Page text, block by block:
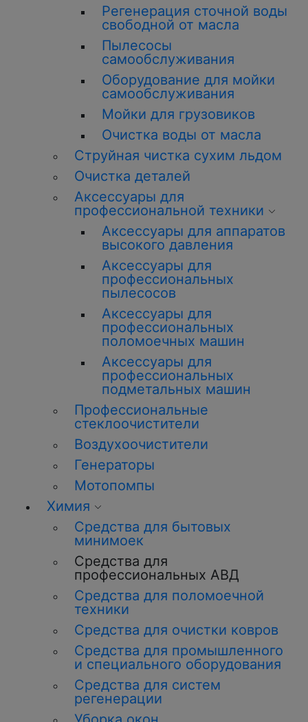
Регенерация сточной воды
свободной от масла
Пылесосы
самообслуживания
Оборудование для мойки
самообслуживания
Мойки для грузовиков
Очистка воды от масла
Струйная чистка сухим льдом
Очистка деталей
Аксессуары для
профессиональной техники
Аксессуары для аппаратов
высокого давления
Аксессуары для
профессиональных
пылесосов
Аксессуары для
профессиональных
поломоечных машин
Аксессуары для
профессиональных
подметальных машин
Профессиональные
стеклоочистители
Воздухоочистители
Генераторы
Мотопомпы
Химия
Средства для бытовых
минимоек
Средства для
профессиональных АВД
Средства для поломоечной
техники
Средства для очистки ковров
Средства для промышленного
и специального оборудования
Средства для систем
регенерации